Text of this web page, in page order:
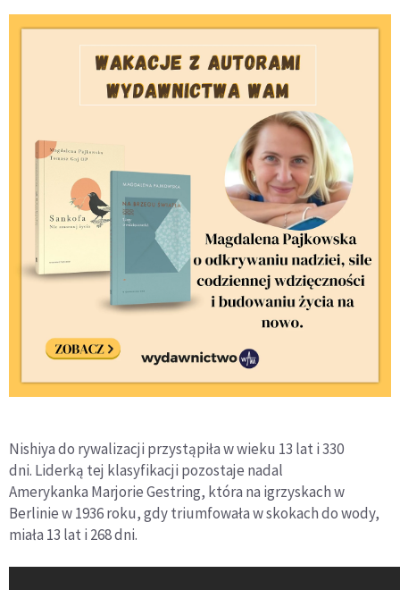
Nishiya do rywalizacji przystąpiła w wieku 13 lat i 330
dni. Liderką tej klasyfikacji pozostaje nadal
Amerykanka Marjorie Gestring, która na igrzyskach w
Berlinie w 1936 roku, gdy triumfowała w skokach do wody,
miała 13 lat i 268 dni.